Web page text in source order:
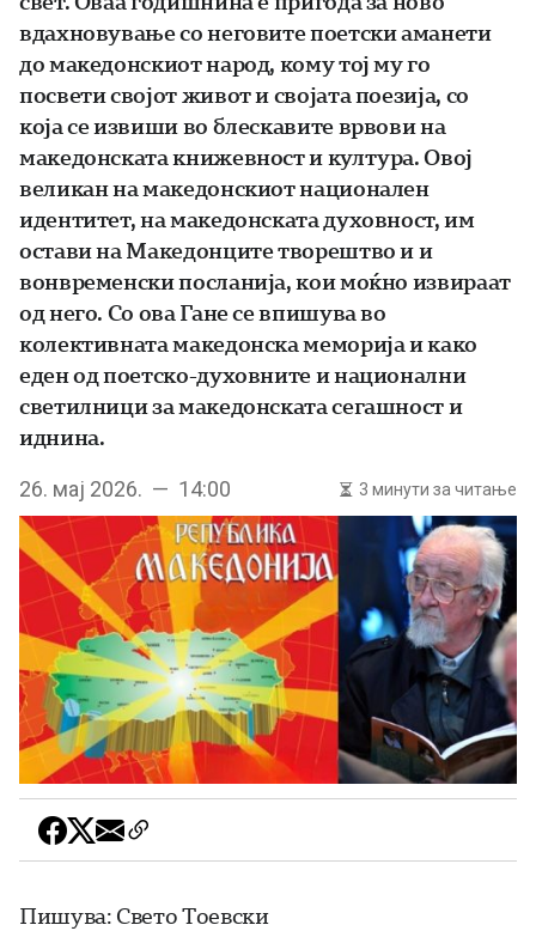
вдахновување со неговите поетски аманети
до македонскиот народ, кому тој му го
посвети својот живот и својата поезија, со
која се извиши во блескавите врвови на
македонската книжевност и култура. Овој
великан на македонскиот национален
идентитет, на македонската духовност, им
остави на Македонците творештво и и
вонвременски посланија, кои моќно извираат
од него. Со ова Гане се впишува во
колективната македонска меморија и како
еден од поетско-духовните и национални
светилници за македонската сегашност и
иднина.
26. мај 2026. — 14:00 3 минути за читање
Пишува: Свето Тоевски